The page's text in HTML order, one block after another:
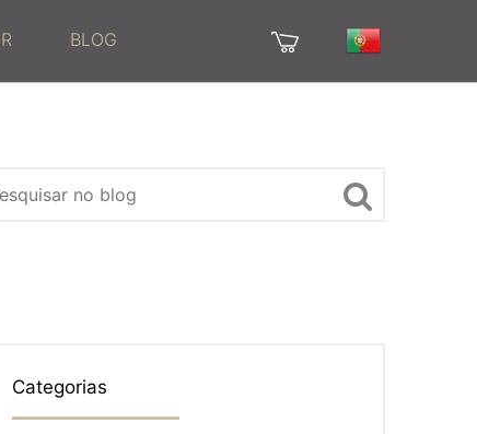
BLOG
Categorias